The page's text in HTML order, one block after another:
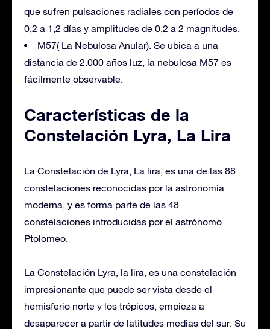
que sufren pulsaciones radiales con períodos de
0,2 a 1,2 días y amplitudes de 0,2 a 2 magnitudes.
M57( La Nebulosa Anular). Se ubica a una
distancia de 2.000 años luz, la nebulosa M57 es
fácilmente observable.
Características de la
Constelación Lyra, La Lira
La Constelación de Lyra, La lira, es una de las 88
constelaciones reconocidas por la astronomía
moderna, y es forma parte de las 48
constelaciones introducidas por el astrónomo
Ptolomeo.
La Constelación Lyra, la lira, es una constelación
impresionante que puede ser vista desde el
hemisferio norte y los trópicos, empieza a
desaparecer a partir de latitudes medias del sur: Su